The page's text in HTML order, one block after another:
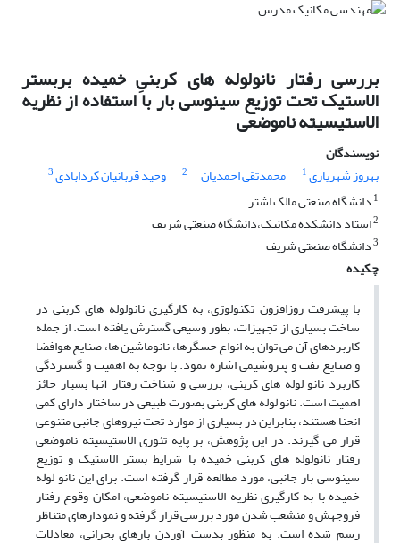
بررسی رفتار نانولوله های کربنیِ خمیده بربستر
الاستیک تحت توزیع سینوسی بار با استفاده از نظریه
الاستیسیته ناموضعی
نویسندگان
بهروز شهریاری1 محمدتقی احمدیان 2 وحید قربانیان کردابادی3
1 دانشگاه صنعتی مالک اشتر
2استاد دانشکده مکانیک،دانشگاه صنعتی شریف
3دانشگاه صنعتی شریف
چکیده
با پیشرفت روزافزون تکنولوژی، به کارگیری نانولوله های کربنی در
ساخت بسیاری از تجهیزات، بطور وسیعی گسترش یافته است. از جمله
کاربردهای آن می توان به انواع حسگرها، نانوماشین ها، صنایع هوافضا
و صنایع نفت و پتروشیمی اشاره نمود. با توجه به اهمیت و گستردگی
کاربرد نانو لوله های کربنی، بررسی و شناخت رفتار آنها بسیار حائز
اهمیت است. نانو لوله های کربنی بصورت طبیعی در ساختار دارای کمی
انحنا هستند، بنابراین در بسیاری از موارد تحت نیروهای جانبی متنوعی
قرار می گیرند. در این پژوهش، بر پایه تئوری الاستیسیته ناموضعی
رفتار نانولوله های کربنی خمیده با شرایط بستر الاستیک و توزیع
سینوسی بار جانبی، مورد مطالعه قرار گرفته است. برای این نانو لوله
خمیده با به کارگیری نظریه الاستیسیته ناموضعی، امکان وقوع رفتار
فروجهش و منشعب شدن مورد بررسی قرار گرفته و نمودارهای متناظر
رسم شده است. به منظور بدست آوردن بارهای بحرانی، معادلات